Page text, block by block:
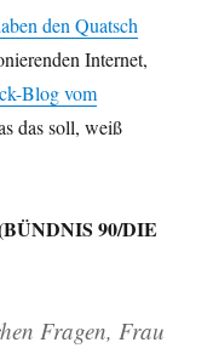
den Quatsch
Internet,
Blog vom
das soll, weiß
90/DIE
Fragen, Frau